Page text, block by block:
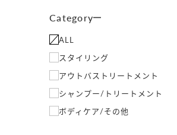
Category
ALL
スタイリング
アウトバストリートメント
シャンプー/トリートメント
ボディケア/その他